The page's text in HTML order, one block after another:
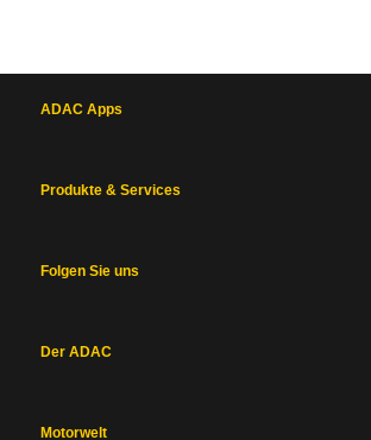
ADAC Apps
Produkte & Services
Folgen Sie uns
Der ADAC
Motorwelt